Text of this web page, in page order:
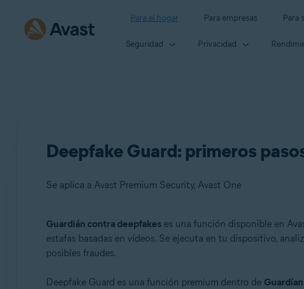
Para el hogar Para empresas Para
Seguridad Privacidad
Deepfake Guard: primeros
Se aplica a Avast Premium Security, Avast One
Productos:
Avast Premium Security
Guardián contra deepfakeses una función disponible en
estafas basadas en vídeos. Se ejecuta en tu dispositivo,
posibles fraudes.
Deepfake Guard es una función premium dentro de